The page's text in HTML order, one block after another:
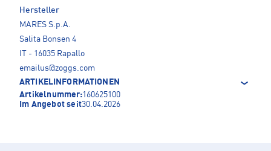
Hersteller
MARES S.p.A.
Salita Bonsen 4
IT - 16035 Rapallo
emailus@zoggs.com
ARTIKELINFORMATIONEN
Artikelnummer:160625100
Im Angebot seit30.04.2026